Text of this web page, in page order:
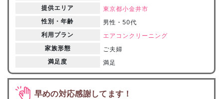
提供エリア
東京都小金井市
性別・年齢
男性・50代
利用プラン
エアコンクリーニング
家族形態
ご夫婦
満足度
満足
早めの対応感謝してます！